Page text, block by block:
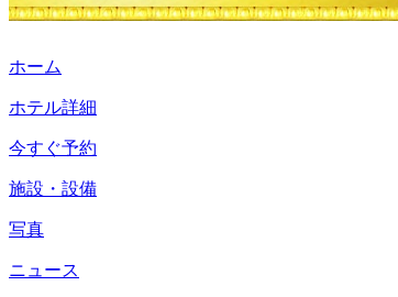
ホーム
ホテル詳細
今すぐ予約
施設・設備
写真
ニュース